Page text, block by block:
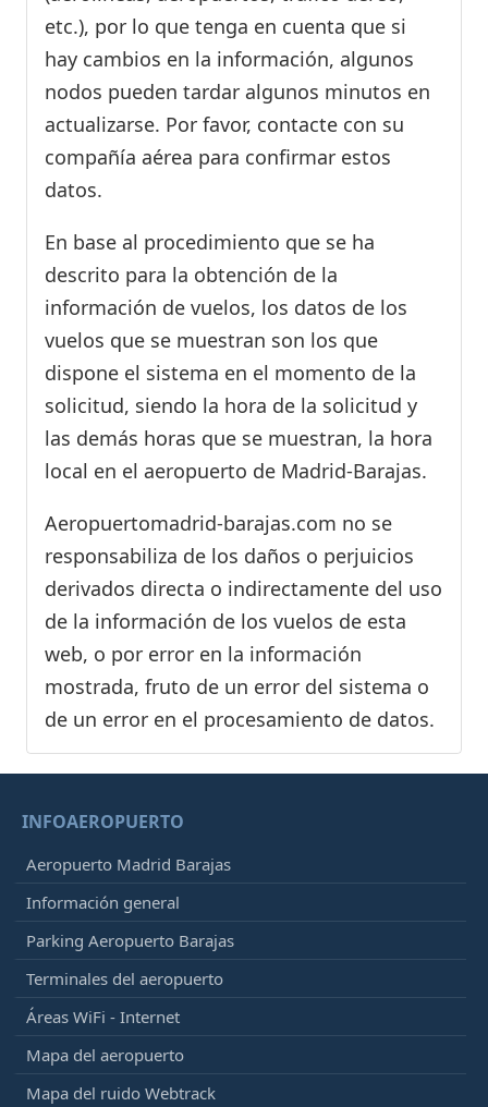
etc.), por lo que tenga en cuenta que si
hay cambios en la información, algunos
nodos pueden tardar algunos minutos en
actualizarse. Por favor, contacte con su
compañía aérea para confirmar estos
datos.
En base al procedimiento que se ha
descrito para la obtención de la
información de vuelos, los datos de los
vuelos que se muestran son los que
dispone el sistema en el momento de la
solicitud, siendo la hora de la solicitud y
las demás horas que se muestran, la hora
local en el aeropuerto de Madrid-Barajas.
Aeropuertomadrid-barajas.com no se
responsabiliza de los daños o perjuicios
derivados directa o indirectamente del uso
de la información de los vuelos de esta
web, o por error en la información
mostrada, fruto de un error del sistema o
de un error en el procesamiento de datos.
INFOAEROPUERTO
Aeropuerto Madrid Barajas
Información general
Parking Aeropuerto Barajas
Terminales del aeropuerto
Áreas WiFi - Internet
Mapa del aeropuerto
Mapa del ruido Webtrack